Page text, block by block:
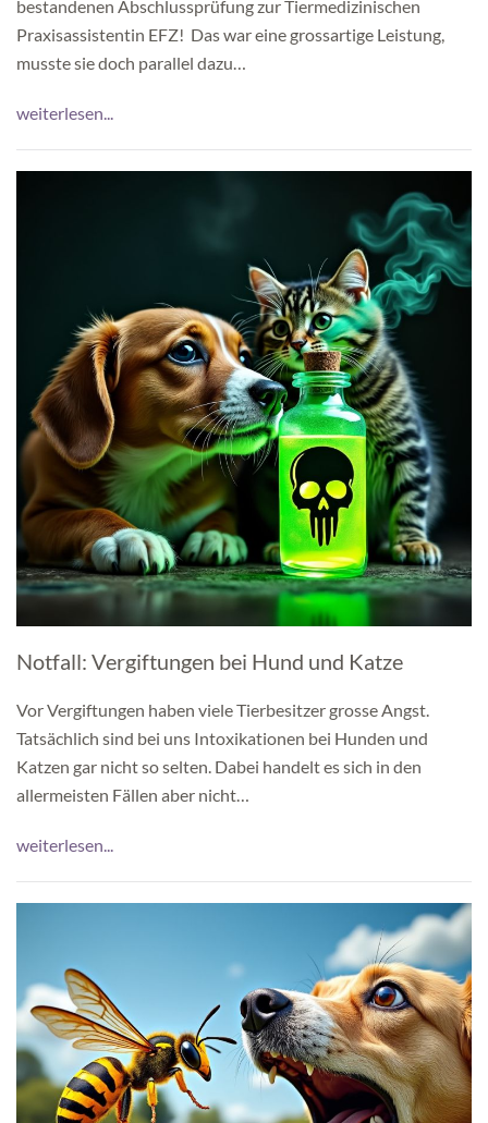
bestandenen Abschlussprüfung zur Tiermedizinischen
Praxisassistentin EFZ! Das war eine grossartige Leistung,
musste sie doch parallel dazu…
weiterlesen...
Notfall: Vergiftungen bei Hund und Katze
Vor Vergiftungen haben viele Tierbesitzer grosse Angst.
Tatsächlich sind bei uns Intoxikationen bei Hunden und
Katzen gar nicht so selten. Dabei handelt es sich in den
allermeisten Fällen aber nicht…
weiterlesen...